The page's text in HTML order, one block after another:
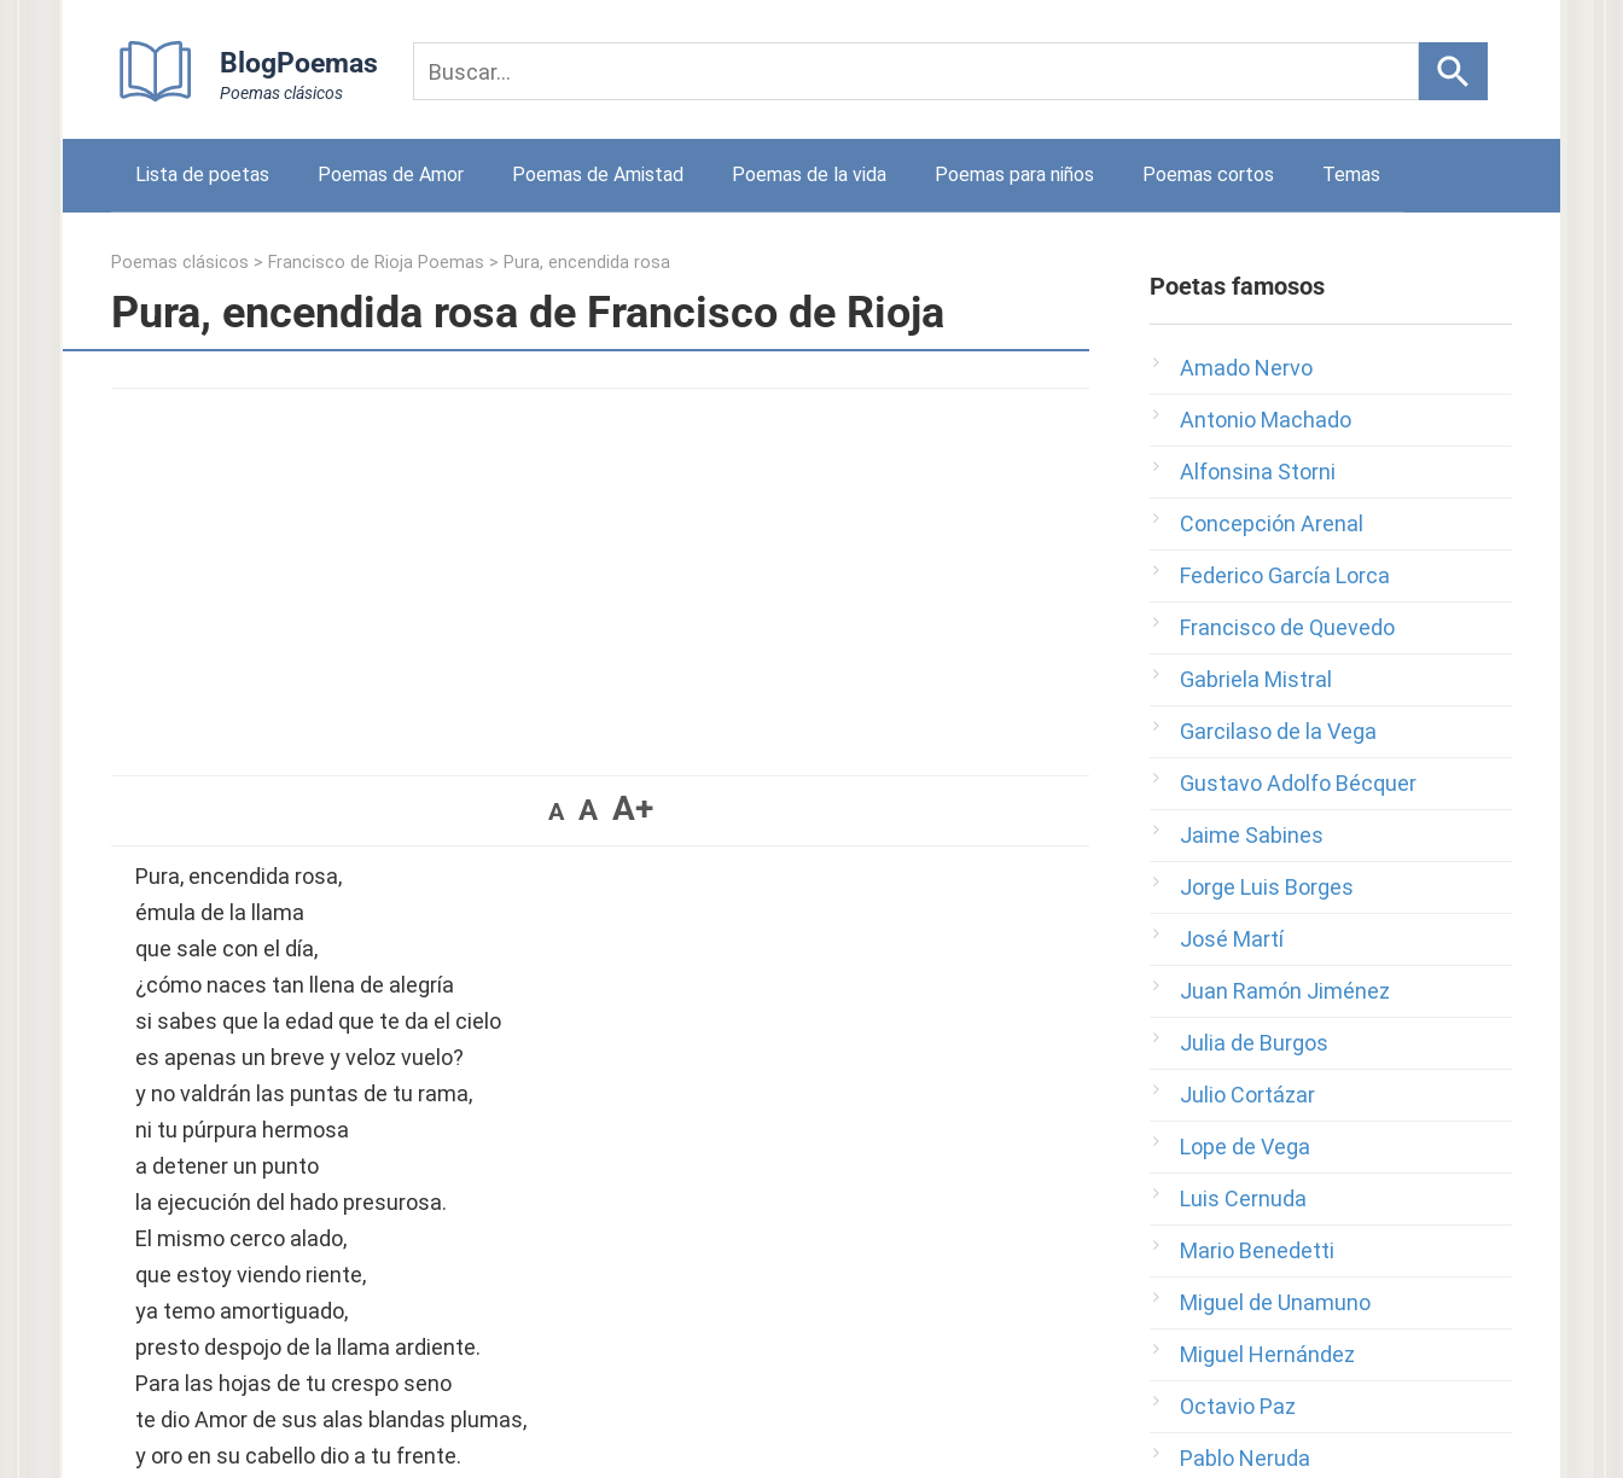
BlogPoemas
Poemas clásicos
Lista de poetas Poemas de Amor Poemas de Amistad Poemas de la vida Poemas para niños Poemas cortos Temas
Poemas clásicos > Francisco de Rioja Poemas > Pura, encendida rosa
Pura, encendida rosa de Francisco de Rioja
A A A+
Pura, encendida rosa,
émula de la llama
que sale con el día,
¿cómo naces tan llena de alegría
si sabes que la edad que te da el cielo
es apenas un breve y veloz vuelo?
y no valdrán las puntas de tu rama,
ni tu púrpura hermosa
a detener un punto
la ejecución del hado presurosa.
El mismo cerco alado,
que estoy viendo riente,
ya temo amortiguado,
presto despojo de la llama ardiente.
Para las hojas de tu crespo seno
te dio Amor de sus alas blandas plumas,
y oro en su cabello dio a tu frente.
Poetas famosos
Amado Nervo
Antonio Machado
Alfonsina Storni
Concepción Arenal
Federico García Lorca
Francisco de Quevedo
Gabriela Mistral
Garcilaso de la Vega
Gustavo Adolfo Bécquer
Jaime Sabines
Jorge Luis Borges
José Martí
Juan Ramón Jiménez
Julia de Burgos
Julio Cortázar
Lope de Vega
Luis Cernuda
Mario Benedetti
Miguel de Unamuno
Miguel Hernández
Octavio Paz
Pablo Neruda